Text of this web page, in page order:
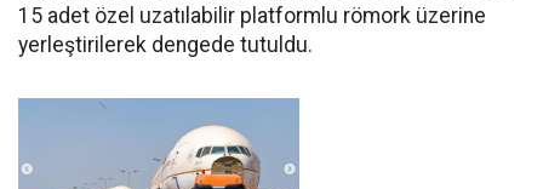
15 adet özel uzatılabilir platformlu römork üzerine
yerleştirilerek dengede tutuldu.